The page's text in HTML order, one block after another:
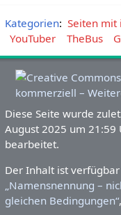
Kategorien: Seiten mit
YouTuber
TheBus
Diese Seite wurde
August 2025 um 21:59
bearbeitet.
Der Inhalt ist
„Namensnennung –
gleichen Bedingungen“